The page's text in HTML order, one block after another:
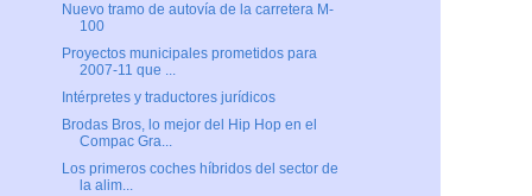
Nuevo tramo de autovía de la carretera M-
100
Proyectos municipales prometidos para
2007-11 que ...
Intérpretes y traductores jurídicos
Brodas Bros, lo mejor del Hip Hop en el
Compac Gra...
Los primeros coches híbridos del sector de
la alim...